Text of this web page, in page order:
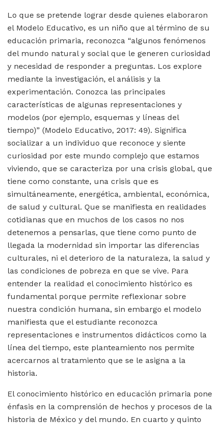
Lo que se pretende lograr desde quienes elaboraron
el Modelo Educativo, es un niño que al término de su
educación primaria, reconozca “algunos fenómenos
del mundo natural y social que le generen curiosidad
y necesidad de responder a preguntas. Los explore
mediante la investigación, el análisis y la
experimentación. Conozca las principales
características de algunas representaciones y
modelos (por ejemplo, esquemas y líneas del
tiempo)” (Modelo Educativo, 2017: 49). Significa
socializar a un individuo que reconoce y siente
curiosidad por este mundo complejo que estamos
viviendo, que se caracteriza por una crisis global, que
tiene como constante, una crisis que es
simultáneamente, energética, ambiental, económica,
de salud y cultural. Que se manifiesta en realidades
cotidianas que en muchos de los casos no nos
detenemos a pensarlas, que tiene como punto de
llegada la modernidad sin importar las diferencias
culturales, ni el deterioro de la naturaleza, la salud y
las condiciones de pobreza en que se vive. Para
entender la realidad el conocimiento histórico es
fundamental porque permite reflexionar sobre
nuestra condición humana, sin embargo el modelo
manifiesta que el estudiante reconozca
representaciones e instrumentos didácticos como la
línea del tiempo, este planteamiento nos permite
acercarnos al tratamiento que se le asigna a la
historia.
El conocimiento histórico en educación primaria pone
énfasis en la comprensión de hechos y procesos de la
historia de México y del mundo. En cuarto y quinto